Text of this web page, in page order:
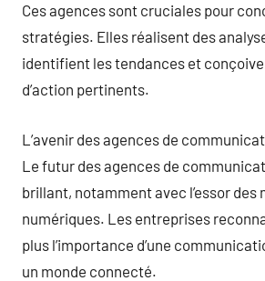
Ces agences sont cruciales pour
stratégies. Elles réalisent des
identifient les tendances et
d’action pertinents.
L’avenir des agences de
Le futur des agences de
brillant, notamment avec l’essor des
numériques. Les entreprises
plus l’importance d’une
un monde connecté.